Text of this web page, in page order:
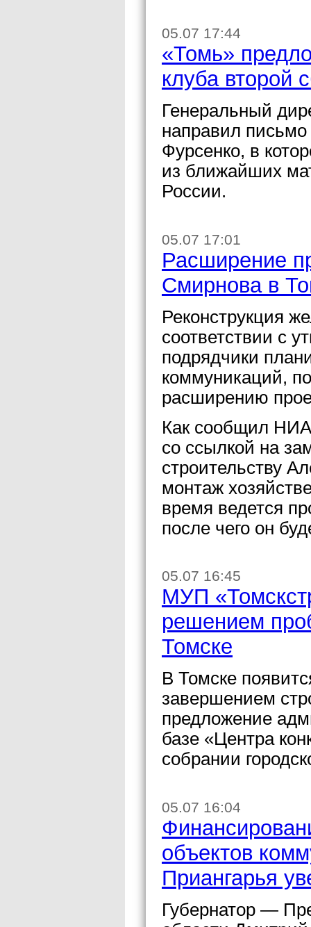
05.07 17:44
«Томь»
клуба второй
Генеральный
направил
Фурсенко, в
из ближайших
России.
05.07 17:01
Расширение
Смирнова в
Реконструкция
соответствии с
подрядчики
коммуникаций,
расширению
Как сообщил НИА
со ссылкой на
строительству
монтаж
время ведется
после чего он
05.07 16:45
МУП
решением
Томске
В Томске
завершением
предложение
базе «Центра
собрании
05.07 16:04
объектов
Приангарья
Губернатор —